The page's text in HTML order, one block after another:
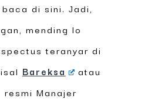
di sini. Jadi,
mending lo
teranyar di
Bareksa
atau
Manajer